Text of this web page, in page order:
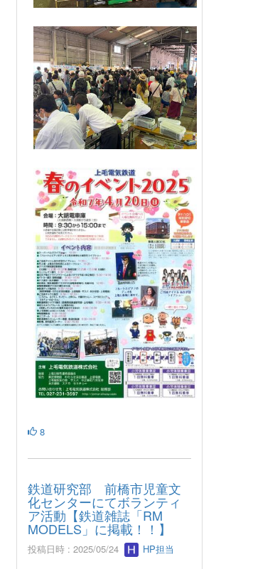
8
鉄道研究部 前橋市児童文
化センターにてボランティ
ア活動【鉄道雑誌「RM
MODELS」に掲載！！】
投稿日時 : 2025/05/24 HP担当